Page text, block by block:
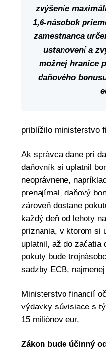
zvýšenie
1,6-násobok
zamestnanca
ustanovení a
možnej hranice
daňového
priblížilo ministerstvo
Ak správca dane pri
daňovník si uplatnil
neoprávnene,
prenajímal, daňový
zároveň dostane
každý deň od lehoty
priznania, v ktorom si
uplatnil, až do začatia
pokuty bude
sadzby ECB,
Ministerstvo financií
výdavky súvisiace s
15 miliónov eur.
Zákon bude účinný